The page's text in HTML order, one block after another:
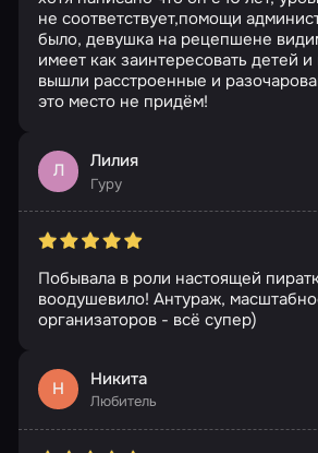
не соответствует,помощи
было, девушка на рецепшене
имеет как заинтересовать детей
вышли расстроенные и
это место не придём!
Л Лилия
Гуру
Побывала в роли настоящей
воодушевило! Антураж,
организаторов - всё супер)
Н Никита
Любитель